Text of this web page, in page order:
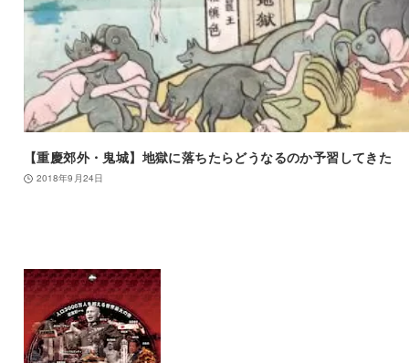
【重慶郊外・鬼城】地獄に落ちたらどうなるのか予習してきた
2018年9月24日